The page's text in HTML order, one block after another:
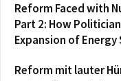
Reform Faced with
Part 2: How
Expansion of
Reform mit lauter